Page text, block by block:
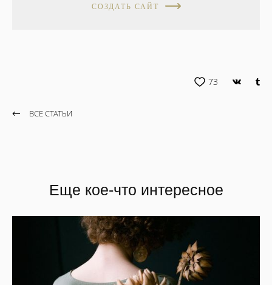
СОЗДАТЬ САЙТ
73
ВСЕ СТАТЬИ
Еще кое-что интересное